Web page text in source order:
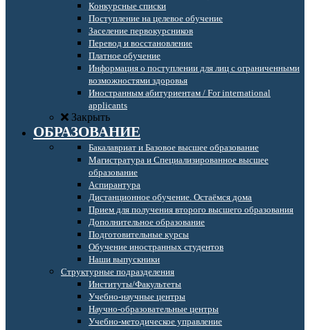
Конкурсные списки
Поступление на целевое обучение
Заселение первокурсников
Перевод и восстановление
Платное обучение
Информация о поступлении для лиц с ограниченными
возможностями здоровья
Иностранным абитуриентам / For international
applicants
Закрыть
ОБРАЗОВАНИЕ
Бакалавриат и Базовое высшее образование
Магистратура и Специализированное высшее
образование
Аспирантура
Дистанционное обучение. Остаёмся дома
Прием для получения второго высшего образования
Дополнительное образование
Подготовительные курсы
Обучение иностранных студентов
Наши выпускники
Структурные подразделения
Институты/Факультеты
Учебно-научные центры
Научно-образовательные центры
Учебно-методическое управление